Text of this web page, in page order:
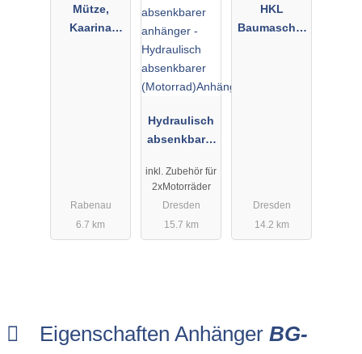
Mütze,
Kaarina
Rabenau
6.7 km
Hydraulisch
absenkbarer
nhänger
inkl. Zubehör für
2xMotorräder
Dresden
15.7 km
HKL
Baumaschin
Dresden
14.2 km
Eigenschaften Anhänger BG-